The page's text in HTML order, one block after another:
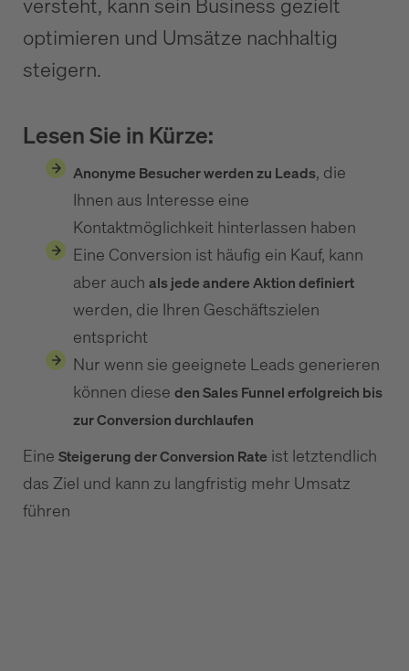
optimieren und Umsätze nachhaltig
steigern.
Lesen Sie in Kürze:
Anonyme Besucher werden zu Leads, die
Ihnen aus Interesse eine
Kontaktmöglichkeit hinterlassen haben
Eine Conversion ist häufig ein Kauf, kann
aber auch als jede andere Aktion definiert
werden, die Ihren Geschäftszielen
entspricht
Nur wenn sie geeignete Leads generieren
können diese den Sales Funnel erfolgreich bis
zur Conversion durchlaufen
Eine Steigerung der Conversion Rate ist letztendlich
das Ziel und kann zu langfristig mehr Umsatz
führen